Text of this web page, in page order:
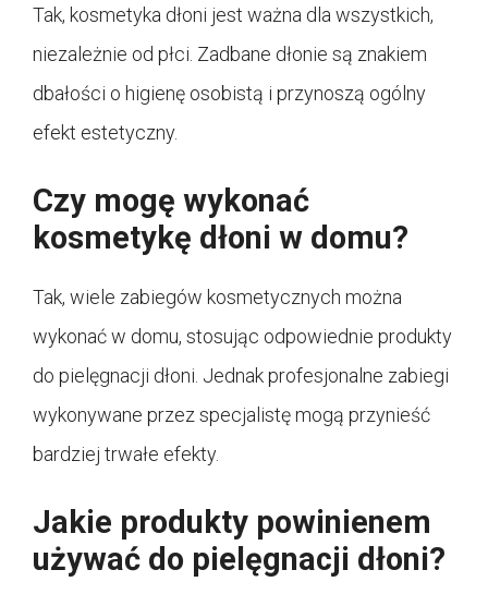
Tak, kosmetyka dłoni jest ważna dla wszystkich,
niezależnie od płci. Zadbane dłonie są znakiem
dbałości o higienę osobistą i przynoszą ogólny
efekt estetyczny.
Czy mogę wykonać
kosmetykę dłoni w domu?
Tak, wiele zabiegów kosmetycznych można
wykonać w domu, stosując odpowiednie produkty
do pielęgnacji dłoni. Jednak profesjonalne zabiegi
wykonywane przez specjalistę mogą przynieść
bardziej trwałe efekty.
Jakie produkty powinienem
używać do pielęgnacji dłoni?